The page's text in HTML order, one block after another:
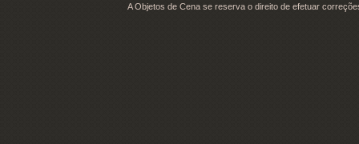
A Objetos de Cena se reserva o direito de efetuar